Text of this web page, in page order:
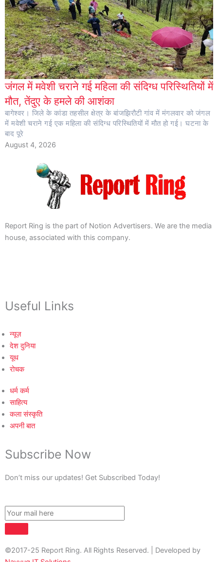
जंगल में मवेशी चराने गई महिला की संदिग्ध परिस्थितियों में
मौत, तेंदुए के हमले की आशंका
बागेश्वर। जिले के कांडा तहसील क्षेत्र के बांजझिरौटी गांव में मंगलवार को जंगल
में मवेशी चराने गई एक महिला की संदिग्ध परिस्थितियों में मौत हो गई। घटना के
बाद पूरे
August 4, 2026
Report Ring is the part of Notion Advertisers. We are the media
house, associated with this company.
Useful Links
न्यूज़
देश दुनिया
यूथ
रोचक
धर्म कर्म
साहित्य
कला संस्कृति
अपनी बात
Subscribe Now
Don’t miss our updates! Get Subscribed Today!
©2017-25 Report Ring. All Rights Reserved. | Developed by